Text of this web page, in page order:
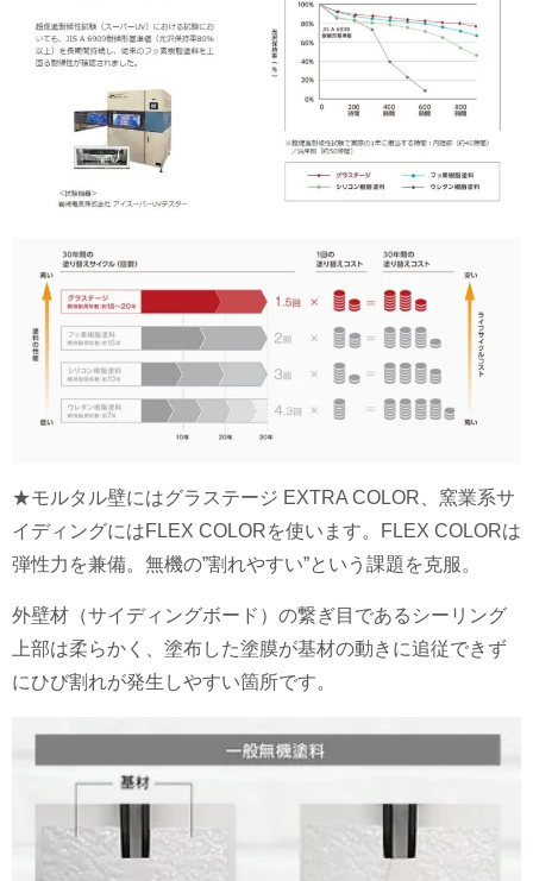
★モルタル壁にはグラステージ EXTRA COLOR、窯業系サ
イディングにはFLEX COLORを使います。FLEX COLORは
弾性力を兼備。無機の”割れやすい”という課題を克服。
外壁材（サイディングボード）の繋ぎ目であるシーリング
上部は柔らかく、塗布した塗膜が基材の動きに追従できず
にひび割れが発生しやすい箇所です。